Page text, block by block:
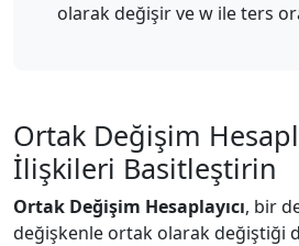
olarak değişir ve w ile ters
Ortak Değişim
İlişkileri Basitleştirin
Ortak Değişim Hesaplayıcı, bir
değişkenle ortak olarak değiştiği